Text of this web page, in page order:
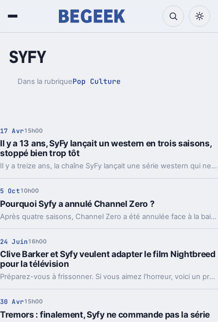
SYFY
Dans la rubriquePop Culture
17 Avr15h00
Il y a 13 ans, SyFy lançait un western en trois saisons,
stoppé bien trop tôt
Il y a treize ans, la chaîne SyFy lançait une série western qui ne connaîtrait finalement que trois saisons. Malgré une base de fans passionnés, le programme a été arrêté prématurément, suscitant regrets et nostalgie parmi ses spectateurs.
5 Oct 10h00
Pourquoi Syfy a annulé Channel Zero ?
Après quatre saisons, Channel Zero a été annulée face à la baisse d’audience et aux enjeux financiers de NBCUniversal.
24 Juin 16h00
Clive Barker et Syfy veulent adapter le film Nightbreed
pour la télévision
Préparez-vous à frissonner. Si vous aimez l'horreur, voici un projet qui devrait vous intéresser. Syfy et Clive Barker veulent adapter le film de 1990 Nightbreed en série TV.
30 Avr15h00
Tremors : finalement, Syfy ne commande pas la série